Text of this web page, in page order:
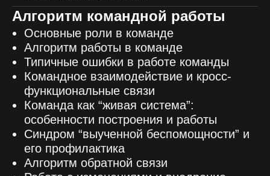
Алгоритм командной работы
Основные роли в команде
Алгоритм работы в команде
Типичные ошибки в работе команды
Командное взаимодействие и кросс-
функциональные связи
Команда как “живая система”:
особенности построения и работы
Синдром “выученной беспомощности” и
его профилактика
Алгоритм обратной связи